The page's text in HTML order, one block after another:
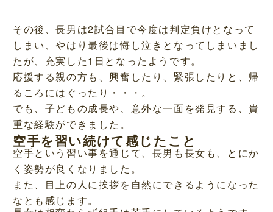
その後、長男は2試合目で今度は判定負けとなって
しまい、やはり最後は悔し泣きとなってしまいまし
たが、充実した1日となったようです。
応援する親の方も、興奮したり、緊張したりと、帰
るころにはぐったり・・・。
でも、子どもの成長や、意外な一面を発見する、貴
重な経験ができました。
空手を習い続けて感じたこと
空手という習い事を通じて、長男も長女も、とにか
く姿勢が良くなりました。
また、目上の人に挨拶を自然にできるようになった
なとも感じます。